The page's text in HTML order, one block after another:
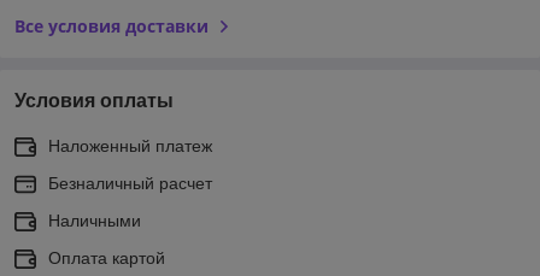
Все условия доставки
Условия оплаты
Наложенный платеж
Безналичный расчет
Наличными
Оплата картой